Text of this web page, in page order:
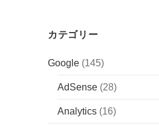
カテゴリー
Google (145)
AdSense (28)
Analytics (16)